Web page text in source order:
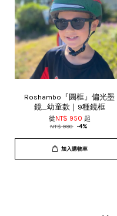
Roshambo『圓框』偏光墨
鏡_幼童款｜9種鏡框
從 NT$ 950 起
NT$ 990 -4%
加入購物車